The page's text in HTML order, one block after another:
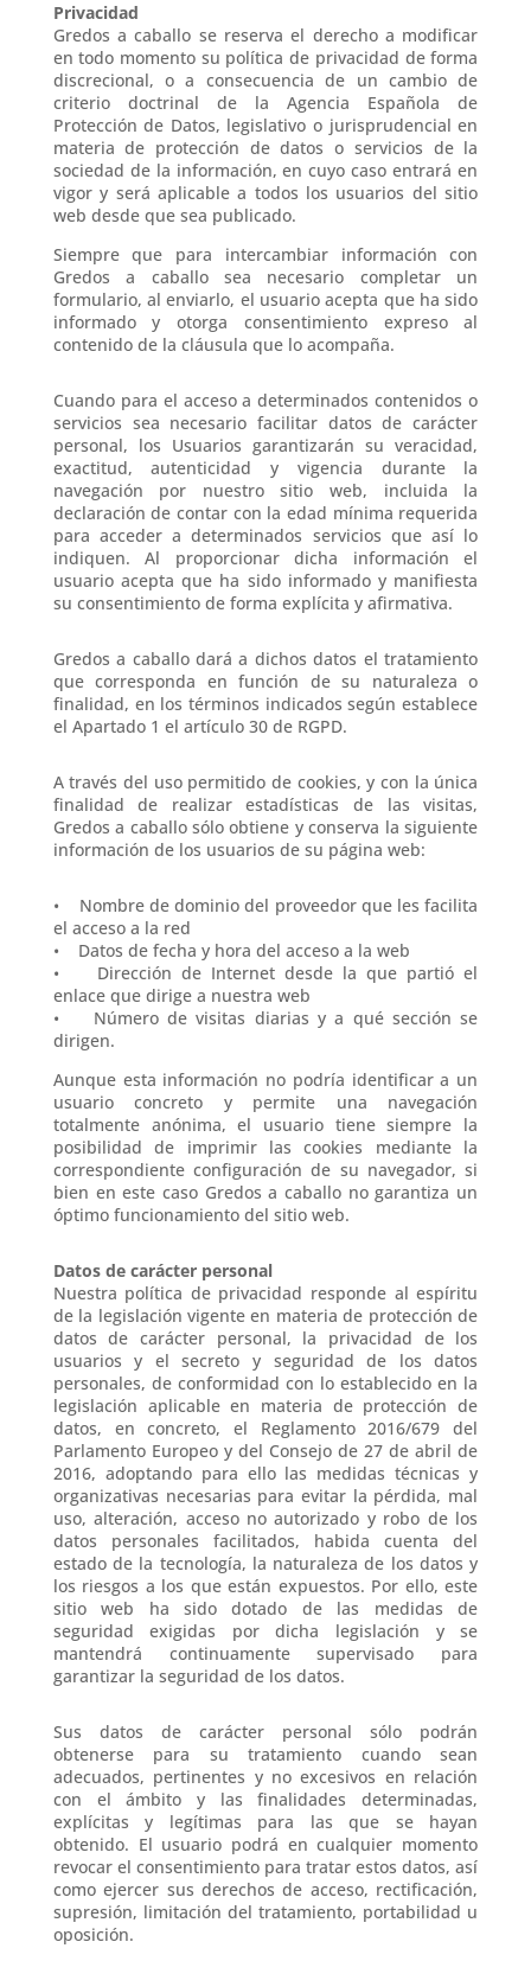
Privacidad
Gredos a caballo se reserva el derecho a modificar
en todo momento su política de privacidad de forma
discrecional, o a consecuencia de un cambio de
criterio doctrinal de la Agencia Española de
Protección de Datos, legislativo o jurisprudencial en
materia de protección de datos o servicios de la
sociedad de la información, en cuyo caso entrará en
vigor y será aplicable a todos los usuarios del sitio
web desde que sea publicado.
Siempre que para intercambiar información con
Gredos a caballo sea necesario completar un
formulario, al enviarlo, el usuario acepta que ha sido
informado y otorga consentimiento expreso al
contenido de la cláusula que lo acompaña.
Cuando para el acceso a determinados contenidos o
servicios sea necesario facilitar datos de carácter
personal, los Usuarios garantizarán su veracidad,
exactitud, autenticidad y vigencia durante la
navegación por nuestro sitio web, incluida la
declaración de contar con la edad mínima requerida
para acceder a determinados servicios que así lo
indiquen. Al proporcionar dicha información el
usuario acepta que ha sido informado y manifiesta
su consentimiento de forma explícita y afirmativa.
Gredos a caballo dará a dichos datos el tratamiento
que corresponda en función de su naturaleza o
finalidad, en los términos indicados según establece
el Apartado 1 el artículo 30 de RGPD.
A través del uso permitido de cookies, y con la única
finalidad de realizar estadísticas de las visitas,
Gredos a caballo sólo obtiene y conserva la siguiente
información de los usuarios de su página web:
• Nombre de dominio del proveedor que les facilita
el acceso a la red
• Datos de fecha y hora del acceso a la web
• Dirección de Internet desde la que partió el
enlace que dirige a nuestra web
• Número de visitas diarias y a qué sección se
dirigen.
Aunque esta información no podría identificar a un
usuario concreto y permite una navegación
totalmente anónima, el usuario tiene siempre la
posibilidad de imprimir las cookies mediante la
correspondiente configuración de su navegador, si
bien en este caso Gredos a caballo no garantiza un
óptimo funcionamiento del sitio web.
Datos de carácter personal
Nuestra política de privacidad responde al espíritu
de la legislación vigente en materia de protección de
datos de carácter personal, la privacidad de los
usuarios y el secreto y seguridad de los datos
personales, de conformidad con lo establecido en la
legislación aplicable en materia de protección de
datos, en concreto, el Reglamento 2016/679 del
Parlamento Europeo y del Consejo de 27 de abril de
2016, adoptando para ello las medidas técnicas y
organizativas necesarias para evitar la pérdida, mal
uso, alteración, acceso no autorizado y robo de los
datos personales facilitados, habida cuenta del
estado de la tecnología, la naturaleza de los datos y
los riesgos a los que están expuestos. Por ello, este
sitio web ha sido dotado de las medidas de
seguridad exigidas por dicha legislación y se
mantendrá continuamente supervisado para
garantizar la seguridad de los datos.
Sus datos de carácter personal sólo podrán
obtenerse para su tratamiento cuando sean
adecuados, pertinentes y no excesivos en relación
con el ámbito y las finalidades determinadas,
explícitas y legítimas para las que se hayan
obtenido. El usuario podrá en cualquier momento
revocar el consentimiento para tratar estos datos, así
como ejercer sus derechos de acceso, rectificación,
supresión, limitación del tratamiento, portabilidad u
oposición.